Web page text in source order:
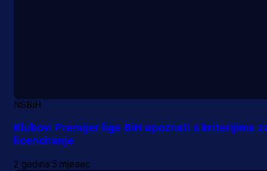
NSBiH
Klubovi Premijer lige BiH upoznati s kriterijima
licenciranje
2 godina 5 mjesec